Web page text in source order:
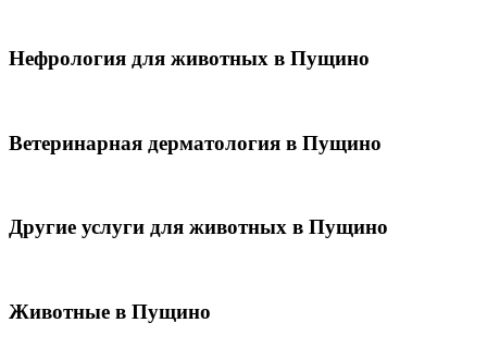
Нефрология для животных в Пущино
Ветеринарная дерматология в Пущино
Другие услуги для животных в Пущино
Животные в Пущино